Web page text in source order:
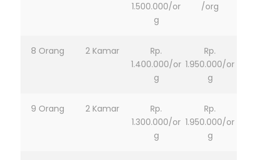
1.500.000/or
g
/org
8 Orang 2 Kamar
Rp.
1.400.000/or
g
Rp.
1.950.000/or
g
9 Orang 2 Kamar
Rp.
1.300.000/or
g
Rp.
1.950.000/or
g